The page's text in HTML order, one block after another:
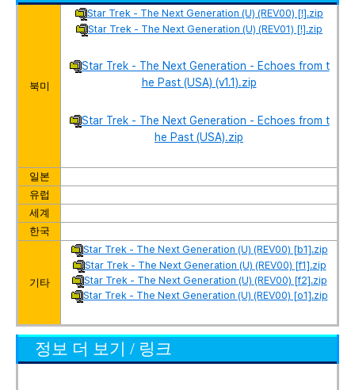
북미
Star Trek - The Next Generation (U) (REV00) [!].zip
Star Trek - The Next Generation (U) (REV01) [!].zip
Star Trek - The Next Generation - Echoes from t
he Past (USA) (v1.1).zip
Star Trek - The Next Generation - Echoes from t
he Past (USA).zip
일본
유럽
세계
한국
기타
Star Trek - The Next Generation (U) (REV00) [b1].zip
Star Trek - The Next Generation (U) (REV00) [f1].zip
Star Trek - The Next Generation (U) (REV00) [f2].zip
Star Trek - The Next Generation (U) (REV00) [o1].zip
정보 더 보기 / 링크